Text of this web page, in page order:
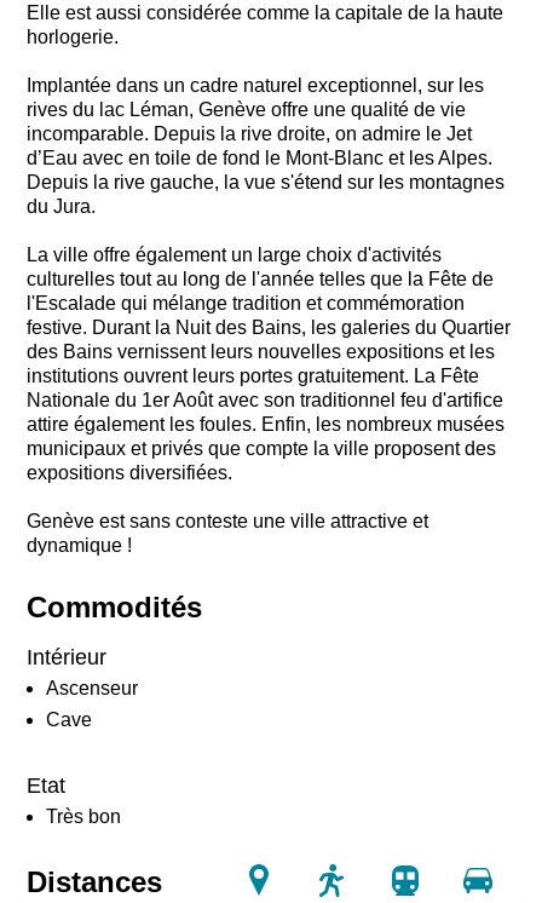
Elle est aussi considérée comme la capitale de la haute
horlogerie.
Implantée dans un cadre naturel exceptionnel, sur les
rives du lac Léman, Genève offre une qualité de vie
incomparable. Depuis la rive droite, on admire le Jet
d’Eau avec en toile de fond le Mont-Blanc et les Alpes.
Depuis la rive gauche, la vue s'étend sur les montagnes
du Jura.
La ville offre également un large choix d'activités
culturelles tout au long de l'année telles que la Fête de
l'Escalade qui mélange tradition et commémoration
festive. Durant la Nuit des Bains, les galeries du Quartier
des Bains vernissent leurs nouvelles expositions et les
institutions ouvrent leurs portes gratuitement. La Fête
Nationale du 1er Août avec son traditionnel feu d'artifice
attire également les foules. Enfin, les nombreux musées
municipaux et privés que compte la ville proposent des
expositions diversifiées.
Genève est sans conteste une ville attractive et
dynamique !
Commodités
Intérieur
Ascenseur
Cave
Etat
Très bon
Distances